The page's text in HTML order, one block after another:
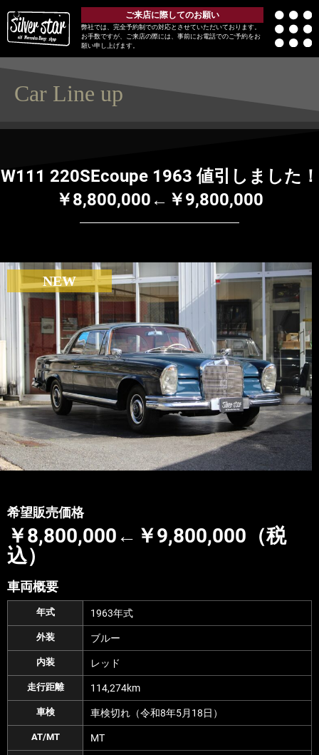
ご来店に際してのお願い
弊社では、完全予約制での対応とさせていただいております。
お手数ですが、ご来店の際には、事前にお電話でのご予約をお
願い申し上げます。
Car Line up
W111 220SEcoupe 1963 値引しました！
￥8,800,000←￥9,800,000
NEW
希望販売価格
￥8,800,000←￥9,800,000（税
込）
車両概要
年式 1963年式
外装 ブルー
内装 レッド
走行距離 114,274km
車検 車検切れ（令和8年5月18日）
AT/MT MT